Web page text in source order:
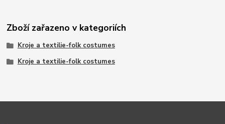
Zboží zařazeno v kategoriích
Kroje a textilie-folk costumes
Kroje a textilie-folk costumes